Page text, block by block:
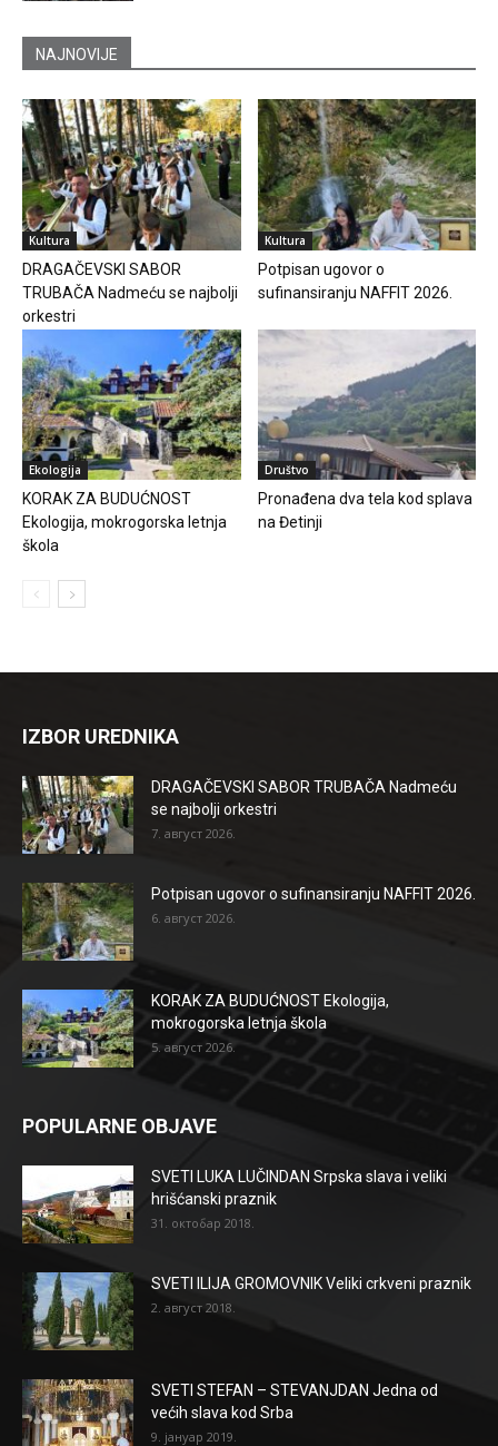
NAJNOVIJE
Kultura
DRAGAČEVSKI SABOR
TRUBAČA Nadmeću se najbolji
orkestri
Kultura
Potpisan ugovor o
sufinansiranju NAFFIT 2026.
Ekologija
KORAK ZA BUDUĆNOST
Ekologija, mokrogorska letnja
škola
Društvo
Pronađena dva tela kod splava
na Đetinji
IZBOR UREDNIKA
DRAGAČEVSKI SABOR TRUBAČA Nadmeću
se najbolji orkestri
7. август 2026.
Potpisan ugovor o sufinansiranju NAFFIT 2026.
6. август 2026.
KORAK ZA BUDUĆNOST Ekologija,
mokrogorska letnja škola
5. август 2026.
POPULARNE OBJAVE
SVETI LUKA LUČINDAN Srpska slava i veliki
hrišćanski praznik
31. октобар 2018.
SVETI ILIJA GROMOVNIK Veliki crkveni praznik
2. август 2018.
SVETI STEFAN – STEVANJDAN Jedna od
većih slava kod Srba
9. јануар 2019.